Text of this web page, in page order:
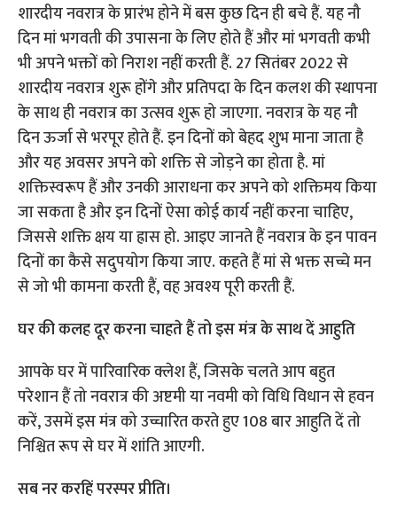
शारदीय नवरात्र के प्रारंभ होने में बस कुछ दिन ही बचे हैं. यह नौ
दिन मां भगवती की उपासना के लिए होते हैं और मां भगवती कभी
भी अपने भक्तों को निराश नहीं करती हैं. 27 सितंबर 2022 से
शारदीय नवरात्र शुरू होंगे और प्रतिपदा के दिन कलश की स्थापना
के साथ ही नवरात्र का उत्सव शुरू हो जाएगा. नवरात्र के यह नौ
दिन ऊर्जा से भरपूर होते हैं. इन दिनों को बेहद शुभ माना जाता है
और यह अवसर अपने को शक्ति से जोड़ने का होता है. मां
शक्तिस्वरूप हैं और उनकी आराधना कर अपने को शक्तिमय किया
जा सकता है और इन दिनों ऐसा कोई कार्य नहीं करना चाहिए,
जिससे शक्ति क्षय या ह्रास हो. आइए जानते हैं नवरात्र के इन पावन
दिनों का कैसे सदुपयोग किया जाए. कहते हैं मां से भक्त सच्चे मन
से जो भी कामना करती हैं, वह अवश्य पूरी करती हैं.
घर की कलह दूर करना चाहते हैं तो इस मंत्र के साथ दें आहुति
आपके घर में पारिवारिक क्लेश हैं, जिसके चलते आप बहुत
परेशान हैं तो नवरात्र की अष्टमी या नवमी को विधि विधान से हवन
करें, उसमें इस मंत्र को उच्चारित करते हुए 108 बार आहुति दें तो
निश्चित रूप से घर में शांति आएगी.
सब नर करहिं परस्पर प्रीति।